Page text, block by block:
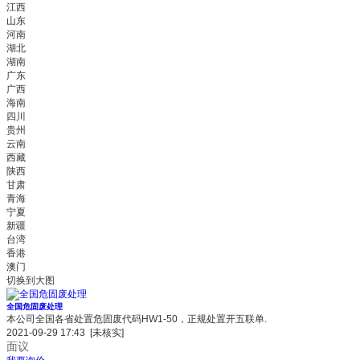
江西
山东
河南
湖北
湖南
广东
广西
海南
四川
贵州
云南
西藏
陕西
甘肃
青海
宁夏
新疆
台湾
香港
澳门
切换到大图
全国危固废处理
本公司全国各省处置危固废代码HW1-50，正规处置开五联单.
2021-09-29 17:43
[未核实]
面议